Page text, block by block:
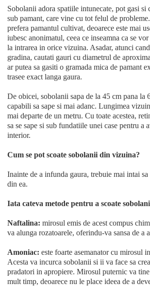
Sobolanii adora spatiile intunecate, pot gasi si
sub pamant, care vine cu tot felul de
prefera pamantul cultivat, deoarece este mai
iubesc anonimatul, ceea ce inseamna ca se
la intrarea in orice vizuina. Asadar, atunci
gradina, cautati gauri cu diametrul de
ar putea sa gasiti o gramada mica de pamant
trasee exact langa gaura.
De obicei, sobolanii sapa de la 45 cm pana la
capabili sa sape si mai adanc. Lungimea
mai departe de un metru. Cu toate acestea,
sa se sape si sub fundatiile unei case pentru a
interior.
Cum se pot scoate sobolanii din vizuina?
Inainte de a infunda gaura, trebuie mai intai
din ea.
Iata cateva metode pentru a scoate
Naftalina: mirosul emis de acest compus
va alunga rozatoarele, oferindu-va sansa de a
Amoniac: este foarte asemanator cu mirosul
Acesta va incurca sobolanii si ii va face sa
pradatori in apropiere. Mirosul puternic va
mult timp, deoarece nu le place ideea de a